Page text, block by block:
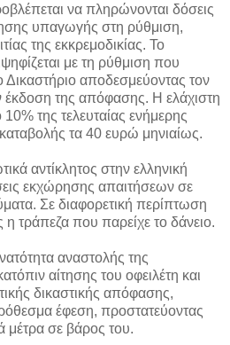
να πληρώνονται δόσεις
υπαγωγής στη ρύθμιση,
της εκκρεμοδικίας. Το
με τη ρύθμιση που
Δικαστήριο αποδεσμεύοντας τον
έκδοση της απόφασης. Η ελάχιστη
της τελευταίας ενήμερης
τα 40 ευρώ μηνιαίως.
αντίκλητος στην ελληνική
εκχώρησης απαιτήσεων σε
Σε διαφορετική περίπτωση
η τράπεζα που παρείχε το δάνειο.
αναστολής της
αίτησης του οφειλέτη και
δικαστικής απόφασης,
έφεση, προστατεύοντας
μέτρα σε βάρος του.